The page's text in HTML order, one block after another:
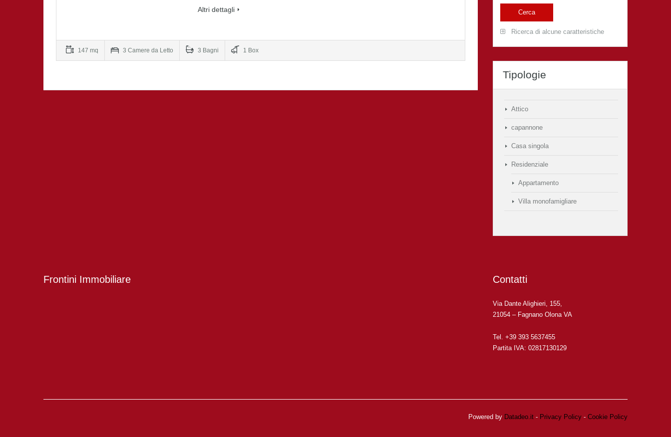
Altri dettagli
147 mq 3 Camere da Letto 3 Bagni 1 Box
Ricerca di alcune caratteristiche
Tipologie
Attico
capannone
Casa singola
Residenziale
Appartamento
Villa monofamigliare
Frontini Immobiliare Contatti
Via Dante Alighieri, 155,
21054 – Fagnano Olona VA
Tel. +39 393 5637455
Partita IVA: 02817130129
Powered by Datadeo.it - Privacy Policy - Cookie Policy